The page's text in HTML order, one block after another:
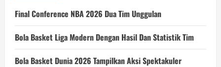
Final Conference NBA 2026 Dua Tim Unggulan
Bola Basket Liga Modern Dengan Hasil Dan Statistik Tim
Bola Basket Dunia 2026 Tampilkan Aksi Spektakuler